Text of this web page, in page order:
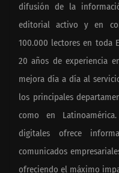
difusión de la
editorial activo y en
100.000 lectores en toda
20 años de experiencia
mejora día a día al
los principales
como en
digitales ofrece
comunicados
ofreciendo el máximo